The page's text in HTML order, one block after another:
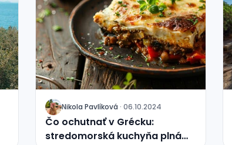
J Nikola Pavlíková · 06.10.2024
Čo ochutnať v Grécku:
stredomorská kuchyňa plná